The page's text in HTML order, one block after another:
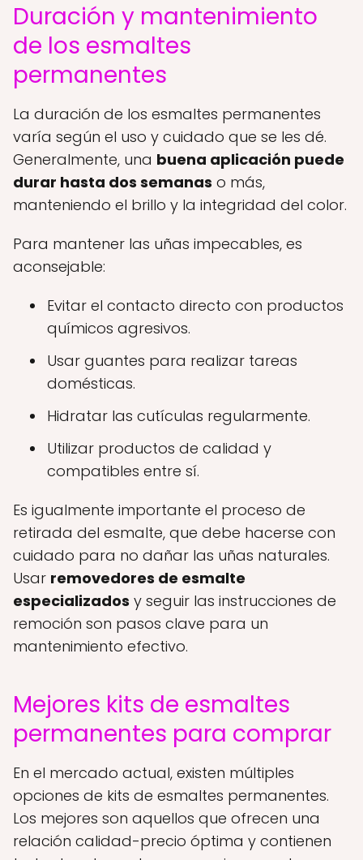
Duración y mantenimiento
de los esmaltes
permanentes
La duración de los esmaltes permanentes
varía según el uso y cuidado que se les dé.
Generalmente, una buena aplicación puede
durar hasta dos semanas o más,
manteniendo el brillo y la integridad del color.
Para mantener las uñas impecables, es
aconsejable:
Evitar el contacto directo con productos
químicos agresivos.
Usar guantes para realizar tareas
domésticas.
Hidratar las cutículas regularmente.
Utilizar productos de calidad y
compatibles entre sí.
Es igualmente importante el proceso de
retirada del esmalte, que debe hacerse con
cuidado para no dañar las uñas naturales.
Usar removedores de esmalte
especializados y seguir las instrucciones de
remoción son pasos clave para un
mantenimiento efectivo.
Mejores kits de esmaltes
permanentes para comprar
En el mercado actual, existen múltiples
opciones de kits de esmaltes permanentes.
Los mejores son aquellos que ofrecen una
relación calidad-precio óptima y contienen